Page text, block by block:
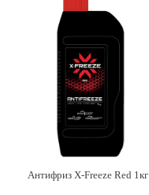
Антифриз X-Freeze Red 1кг